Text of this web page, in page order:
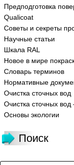
Предподготовка
Qualicoat
Советы и секреты
Научные статьи
Шкала RAL
Новое в мире
Словарь терминов
Нормативные
Очистка сточных вод
Очистка сточных
Основы экологии
Поиск